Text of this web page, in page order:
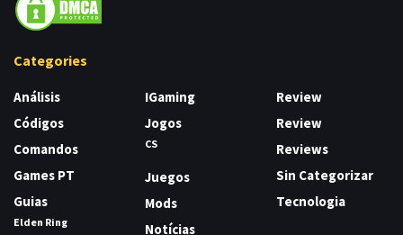
Categories
Análisis
Códigos
Comandos
Games PT
Guias
Elden Ring
IGaming
Jogos
CS
Juegos
Mods
Notícias
Review
Review
Reviews
Sin Categorizar
Tecnologia